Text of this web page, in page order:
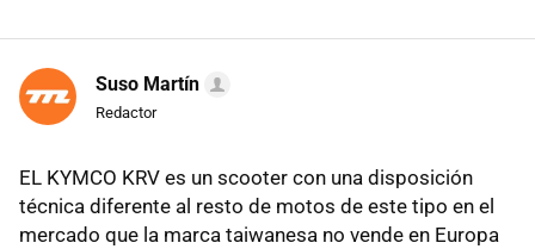
Suso Martín
Redactor
EL KYMCO KRV es un scooter con una disposición
técnica diferente al resto de motos de este tipo en el
mercado que la marca taiwanesa no vende en Europa